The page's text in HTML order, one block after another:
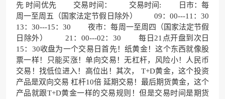
先 时间优先 交易时间： 交易时间: 日市：每
周一至周五（国家法定节假日除外） 09：00---11：30
13：30---15：30 夜市：每周一至周四（国家法定节假
日除外） 21：00---02：30 每日21点开盘到次日
15：30收盘为一个交易日首先！纸黄金！这个东西就像股
票一样！只能买涨！单向交易！无杠杆，风险小！人民币
交易！找低位进入！高位出！其次， T+D黄金，这个投资
产品是双向交易 杠杆10倍 延期交易！最后期货黄金，这个
产品就跟T+D黄金一样的交易规则！但是交易时间是期货